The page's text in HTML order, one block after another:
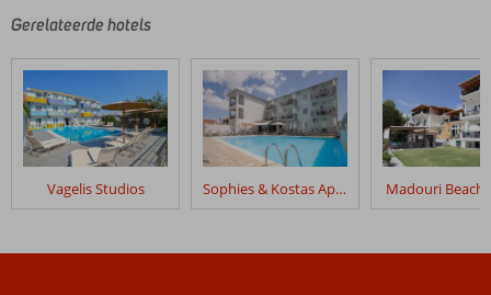
door
klanten
geschreven
na
hun
verblijf
Porto
Gerelateerde hotels
Vagelis Studios Sophies & Kostas Appartementen Madouri Beach